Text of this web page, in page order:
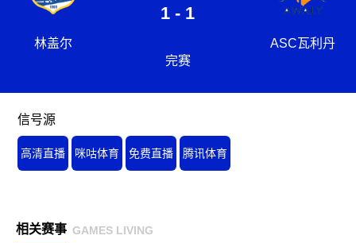
林盖尔
1 - 1
完赛
ASC瓦利丹
信号源
高清直播 咪咕体育 免费直播 腾讯体育
相关赛事 GAMES LIVING